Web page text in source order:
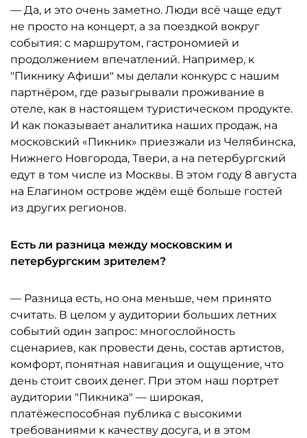
— Да, и это очень заметно. Люди всё чаще едут
не просто на концерт, а за поездкой вокруг
события: с маршрутом, гастрономией и
продолжением впечатлений. Например, к
"Пикнику Афиши" мы делали конкурс с нашим
партнёром, где разыгрывали проживание в
отеле, как в настоящем туристическом продукте.
И как показывает аналитика наших продаж, на
московский «Пикник» приезжали из Челябинска,
Нижнего Новгорода, Твери, а на петербургский
едут в том числе из Москвы. В этом году 8 августа
на Елагином острове ждём ещё больше гостей
из других регионов.
Есть ли разница между московским и
петербургским зрителем?
— Разница есть, но она меньше, чем принято
считать. В целом у аудитории больших летних
событий один запрос: многослойность
сценариев, как провести день, состав артистов,
комфорт, понятная навигация и ощущение, что
день стоит своих денег. При этом наш портрет
аудитории "Пикника" — широкая,
платёжеспособная публика с высокими
требованиями к качеству досуга, и в этом